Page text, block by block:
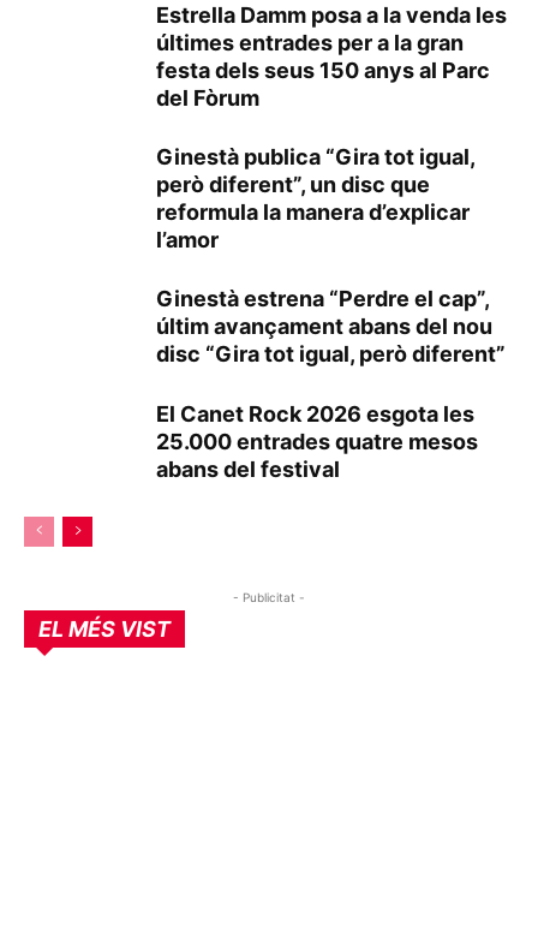
Estrella Damm posa a la venda les
últimes entrades per a la gran
festa dels seus 150 anys al Parc
del Fòrum
Ginestà publica “Gira tot igual,
però diferent”, un disc que
reformula la manera d’explicar
l’amor
Ginestà estrena “Perdre el cap”,
últim avançament abans del nou
disc “Gira tot igual, però diferent”
El Canet Rock 2026 esgota les
25.000 entrades quatre mesos
abans del festival
- Publicitat -
EL MÉS VIST